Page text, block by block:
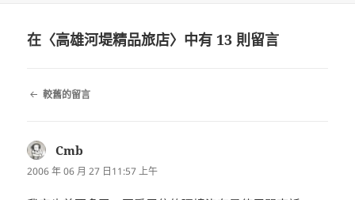
在〈高雄河堤精品旅店〉中有 13 則留言
留 較舊的留言
Cmb
示:
2006 年 06 月 27 日11:57 上午